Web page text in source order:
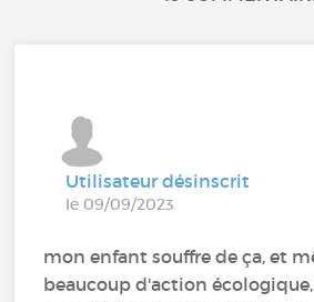
Utilisateur désinscrit
le 09/09/2023
mon enfant souffre de ça, et
beaucoup d'action